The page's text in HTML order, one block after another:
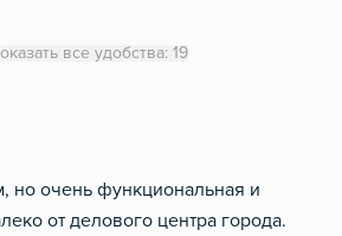
все удобства: 19
но очень функциональная и
от делового центра города.